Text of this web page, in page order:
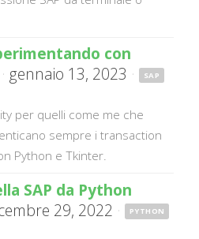
con
· gennaio 13, 2023 ·
SAP
per quelli come me che
sempre i transaction
Python e Tkinter.
SAP da Python
29, 2022 ·
PYTHON